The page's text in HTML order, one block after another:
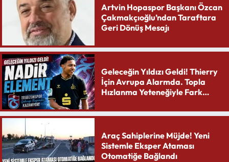
Artvin Hopaspor Başkanı Özcan
Çakmakçıoğlu’ndan Taraftara
Geri Dönüş Mesajı
Geleceğin Yıldızı Geldi! Thierry
İçin Avrupa Alarmda. Topla
Hızlanma Yeteneğiyle Fark
Araç Sahiplerine Müjde! Yeni
Sistemle Eksper Ataması
Otomatiğe Bağlandı